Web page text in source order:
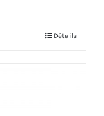
Détails